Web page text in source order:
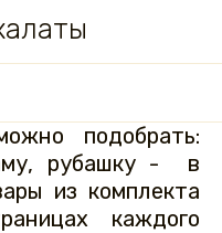
подобрать:
рубашку - в
из комплекта
каждого